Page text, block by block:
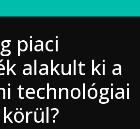
piaci
alakult ki a
technológiai